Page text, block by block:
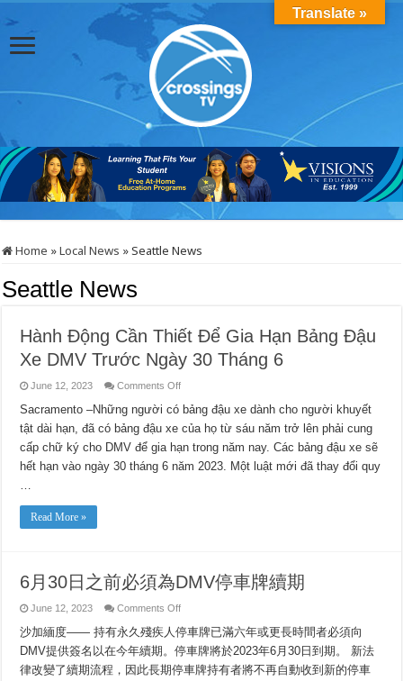
Home »Local News »Seattle News
Seattle News
Hành Động Cần Thiết Để Gia Hạn Bảng Đậu
Xe DMV Trước Ngày 30 Tháng 6
June 12, 2023 Comments Offon
Động
Cần
Thiết
Gia
Hạn
Bảng
Sacramento –Những người có bảng đậu xe dành cho người khuyết
tật dài hạn, đã có bảng đậu xe của họ từ sáu năm trở lên phải cung
cấp chữ ký cho DMV để gia hạn trong năm nay. Các bảng đậu xe sẽ
hết hạn vào ngày 30 tháng 6 năm 2023. Một luật mới đã thay đổi quy
…
Read More »
6月30日之前必須為DMV停車牌續期
June 12, 2023 Comments Offon
月
日
之
沙加緬度—— 持有永久殘疾人停車牌已滿六年或更長時間者必須向
DMV提供簽名以在今年續期。停車牌將於2023年6月30日到期。 新法
律改變了續期流程，因此長期停車牌持有者將不再自動收到新的停車
Translate »